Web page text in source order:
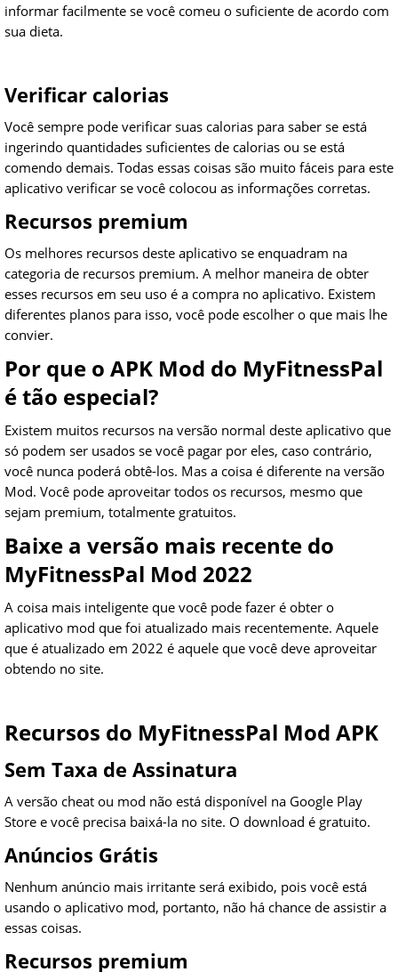
informar facilmente se você comeu o suficiente de acordo com
sua dieta.
Verificar calorias
Você sempre pode verificar suas calorias para saber se está
ingerindo quantidades suficientes de calorias ou se está
comendo demais. Todas essas coisas são muito fáceis para este
aplicativo verificar se você colocou as informações corretas.
Recursos premium
Os melhores recursos deste aplicativo se enquadram na
categoria de recursos premium. A melhor maneira de obter
esses recursos em seu uso é a compra no aplicativo. Existem
diferentes planos para isso, você pode escolher o que mais lhe
convier.
Por que o APK Mod do MyFitnessPal
é tão especial?
Existem muitos recursos na versão normal deste aplicativo que
só podem ser usados se você pagar por eles, caso contrário,
você nunca poderá obtê-los. Mas a coisa é diferente na versão
Mod. Você pode aproveitar todos os recursos, mesmo que
sejam premium, totalmente gratuitos.
Baixe a versão mais recente do
MyFitnessPal Mod 2022
A coisa mais inteligente que você pode fazer é obter o
aplicativo mod que foi atualizado mais recentemente. Aquele
que é atualizado em 2022 é aquele que você deve aproveitar
obtendo no site.
Recursos do MyFitnessPal Mod APK
Sem Taxa de Assinatura
A versão cheat ou mod não está disponível na Google Play
Store e você precisa baixá-la no site. O download é gratuito.
Anúncios Grátis
Nenhum anúncio mais irritante será exibido, pois você está
usando o aplicativo mod, portanto, não há chance de assistir a
essas coisas.
Recursos premium